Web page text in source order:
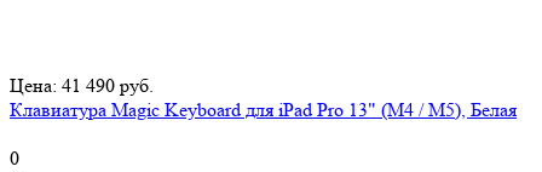
Цена: 41 490 руб.
Клавиатура Magic Keyboard для iPad Pro 13" (M4 / M5), Белая
0